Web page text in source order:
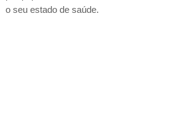
o seu estado de saúde.